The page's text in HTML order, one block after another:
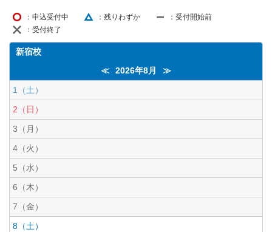
：申込受付中 ：残りわずか
：受付開始前
：受付終了
新宿校
≪
2026年8月
≫
1
（土）
2 （日）
3 （月）
4 （火）
5 （水）
6 （木）
7 （金）
8 （土）